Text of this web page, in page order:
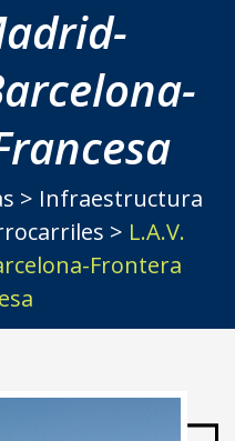
> Infraestructura
> L.A.V.
Frontera